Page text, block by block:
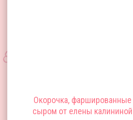
Окорочка, фаршированные
сыром от елены калининой